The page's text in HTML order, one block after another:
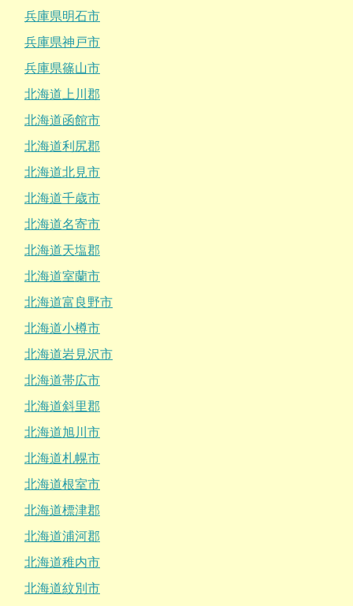
兵庫県明石市
兵庫県神戸市
兵庫県篠山市
北海道上川郡
北海道函館市
北海道利尻郡
北海道北見市
北海道千歳市
北海道名寄市
北海道天塩郡
北海道室蘭市
北海道富良野市
北海道小樽市
北海道岩見沢市
北海道帯広市
北海道斜里郡
北海道旭川市
北海道札幌市
北海道根室市
北海道標津郡
北海道浦河郡
北海道稚内市
北海道紋別市